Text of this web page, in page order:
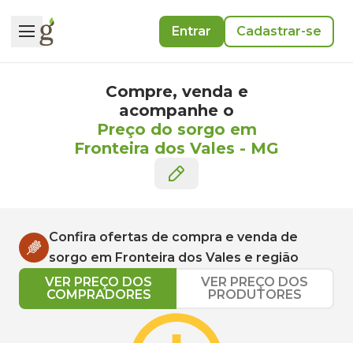
Entrar Cadastrar-se
Compre, venda e
acompanhe o
Preço do sorgo em
Fronteira dos Vales - MG
Confira ofertas de compra e venda de
sorgo em Fronteira dos Vales e região
VER PREÇO DOS
COMPRADORES
VER PREÇO DOS
PRODUTORES